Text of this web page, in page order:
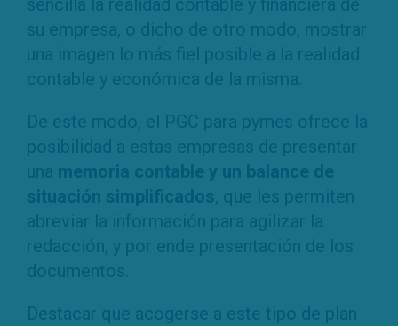
sencilla la realidad contable y financiera de
su empresa, o dicho de otro modo, mostrar
una imagen lo más fiel posible a la realidad
contable y económica de la misma.
De este modo, el PGC para pymes ofrece la
posibilidad a estas empresas de presentar
una memoria contable y un balance de
situación simplificados, que les permiten
abreviar la información para agilizar la
redacción, y por ende presentación de los
documentos.
Destacar que acogerse a este tipo de plan